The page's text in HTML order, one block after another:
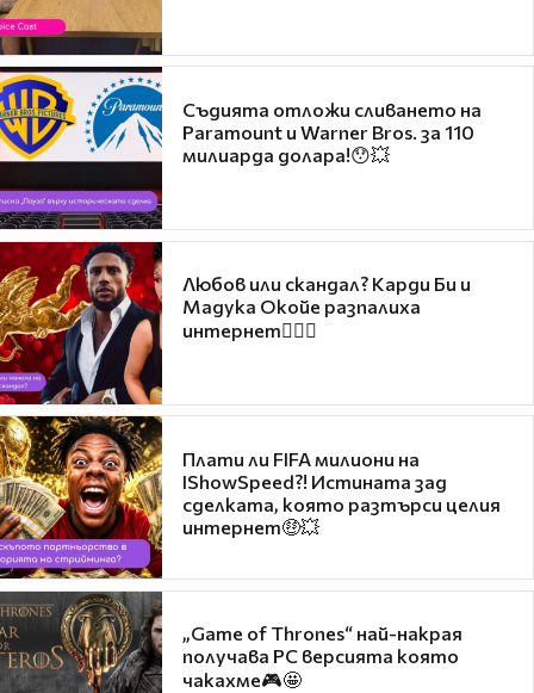
Съдията отложи сливането на
Paramount и Warner Bros. за 110
милиарда долара!😯💥
Любов или скандал? Карди Би и
Мадука Окойе разпалиха
интернет❤️‍🔥🔥
Плати ли FIFA милиони на
IShowSpeed?! Истината зад
сделката, която разтърси целия
интернет🤑💥
„Game of Thrones“ най-накрая
получава PC версията която
чакахме🎮🤩